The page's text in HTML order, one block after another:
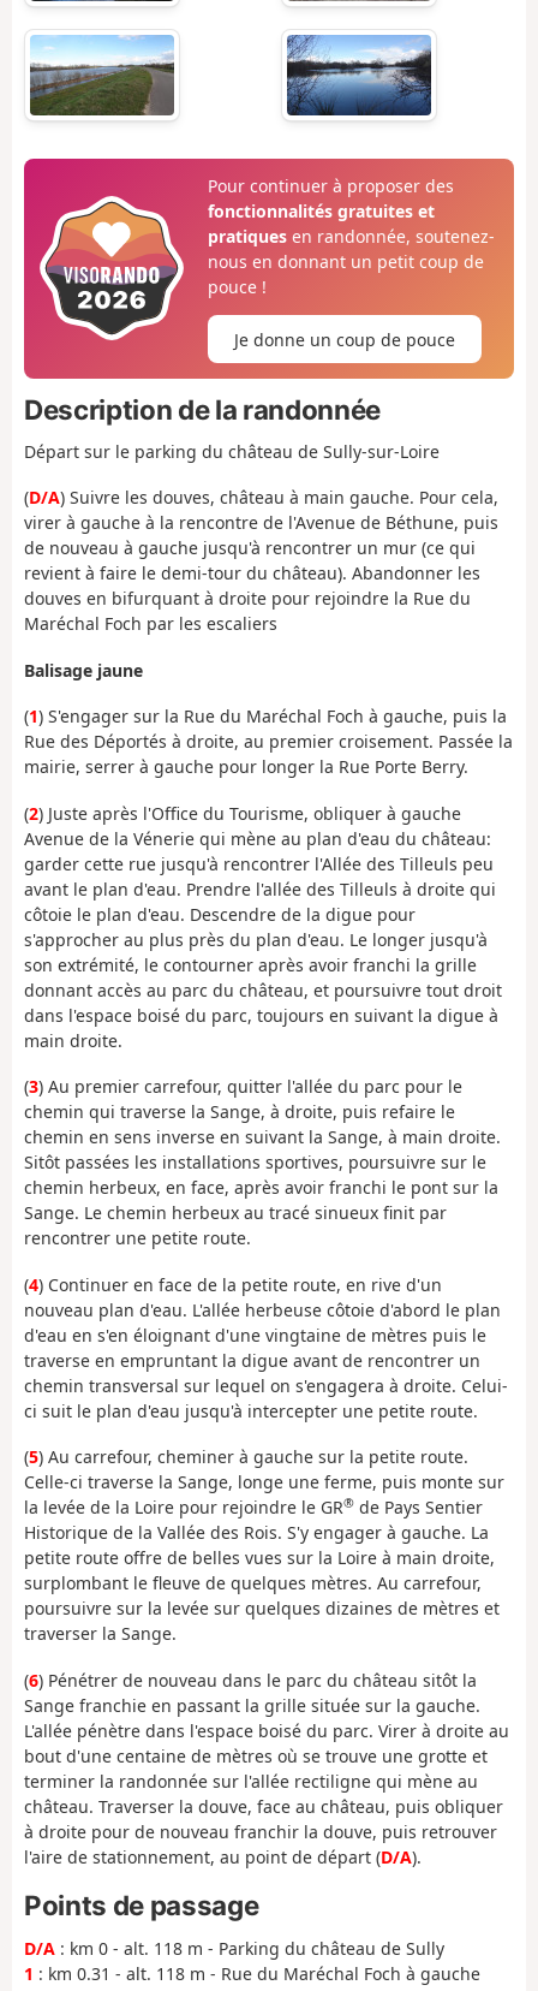
Pour continuer à proposer des
fonctionnalités gratuites et
pratiquesen randonnée, soutenez-
nous en donnant un petit coup de
pouce !
Je donne un coup de pouce
Description de la randonnée
Départ sur le parking du château de Sully-sur-Loire
(D/A) Suivre les douves, château à main gauche. Pour cela,
virer à gauche à la rencontre de l'Avenue de Béthune, puis
de nouveau à gauche jusqu'à rencontrer un mur (ce qui
revient à faire le demi-tour du château). Abandonner les
douves en bifurquant à droite pour rejoindre la Rue du
Maréchal Foch par les escaliers
Balisage jaune
(1) S'engager sur la Rue du Maréchal Foch à gauche, puis la
Rue des Déportés à droite, au premier croisement. Passée la
mairie, serrer à gauche pour longer la Rue Porte Berry.
(2) Juste après l'Office du Tourisme, obliquer à gauche
Avenue de la Vénerie qui mène au plan d'eau du château:
garder cette rue jusqu'à rencontrer l'Allée des Tilleuls peu
avant le plan d'eau. Prendre l'allée des Tilleuls à droite qui
côtoie le plan d'eau. Descendre de la digue pour
s'approcher au plus près du plan d'eau. Le longer jusqu'à
son extrémité, le contourner après avoir franchi la grille
donnant accès au parc du château, et poursuivre tout droit
dans l'espace boisé du parc, toujours en suivant la digue à
main droite.
(3) Au premier carrefour, quitter l'allée du parc pour le
chemin qui traverse la Sange, à droite, puis refaire le
chemin en sens inverse en suivant la Sange, à main droite.
Sitôt passées les installations sportives, poursuivre sur le
chemin herbeux, en face, après avoir franchi le pont sur la
Sange. Le chemin herbeux au tracé sinueux finit par
rencontrer une petite route.
(4) Continuer en face de la petite route, en rive d'un
nouveau plan d'eau. L'allée herbeuse côtoie d'abord le plan
d'eau en s'en éloignant d'une vingtaine de mètres puis le
traverse en empruntant la digue avant de rencontrer un
chemin transversal sur lequel on s'engagera à droite. Celui-
ci suit le plan d'eau jusqu'à intercepter une petite route.
(5) Au carrefour, cheminer à gauche sur la petite route.
Celle-ci traverse la Sange, longe une ferme, puis monte sur
la levée de la Loire pour rejoindre le GR® de Pays Sentier
Historique de la Vallée des Rois. S'y engager à gauche. La
petite route offre de belles vues sur la Loire à main droite,
surplombant le fleuve de quelques mètres. Au carrefour,
poursuivre sur la levée sur quelques dizaines de mètres et
traverser la Sange.
(6) Pénétrer de nouveau dans le parc du château sitôt la
Sange franchie en passant la grille située sur la gauche.
L'allée pénètre dans l'espace boisé du parc. Virer à droite au
bout d'une centaine de mètres où se trouve une grotte et
terminer la randonnée sur l'allée rectiligne qui mène au
château. Traverser la douve, face au château, puis obliquer
à droite pour de nouveau franchir la douve, puis retrouver
l'aire de stationnement, au point de départ (D/A).
Points de passage
D/A : km 0 - alt. 118 m - Parking du château de Sully
1 : km 0.31 - alt. 118 m - Rue du Maréchal Foch à gauche